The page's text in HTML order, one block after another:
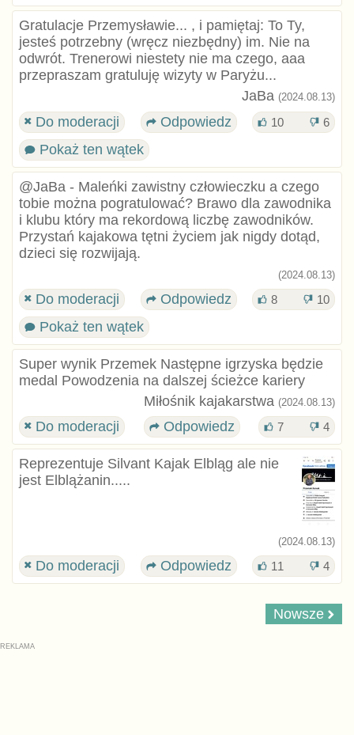
Gratulacje Przemysławie... , i pamiętaj: To Ty,
jesteś potrzebny (wręcz niezbędny) im. Nie na
odwrót. Trenerowi niestety nie ma czego, aaa
przepraszam gratuluję wizyty w Paryżu...
JaBa (2024.08.13)
Do moderacji Odpowiedz 10 6
Pokaż ten wątek
@JaBa - Maleńki zawistny człowieczku a czego
tobie można pogratulować? Brawo dla zawodnika
i klubu który ma rekordową liczbę zawodników.
Przystań kajakowa tętni życiem jak nigdy dotąd,
dzieci się rozwijają.
(2024.08.13)
Do moderacji Odpowiedz 8 10
Pokaż ten wątek
Super wynik Przemek Następne igrzyska będzie
medal Powodzenia na dalszej ścieżce kariery
Miłośnik kajakarstwa (2024.08.13)
Do moderacji Odpowiedz 7 4
Reprezentuje Silvant Kajak Elbląg ale nie
jest Elblążanin.....
(2024.08.13)
Do moderacji Odpowiedz 11 4
Nowsze